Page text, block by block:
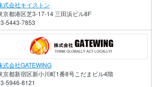
式会社キイストン
京都港区芝3-17-14 三田浜ビル8F
5443-7853
式会社GATEWING
京都新宿区新小川町1番8号こだまビル4階
5946-8121